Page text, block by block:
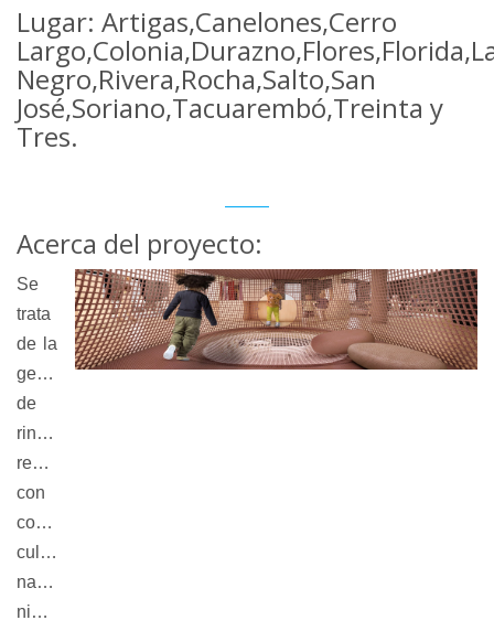
Lugar: Artigas,Canelones,Cerro
Negro,Rivera,Rocha,Salto,San
José,Soriano,Tacuarembó,Treinta y
Tres.
Acerca del proyecto:
Se
trata
de la
generación
de
rincones
recreativos
con
contenido
cultural y
natural para
niños,